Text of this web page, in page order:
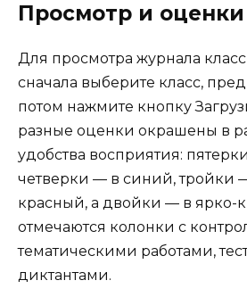
Просмотр и оценки
Для просмотра журнала
сначала выберите класс,
потом нажмите кнопку
разные оценки окрашены в
удобства восприятия:
четверки — в синий, тройки
красный, а двойки — в ярко-
отмечаются колонки с
тематическими работами,
диктантами.